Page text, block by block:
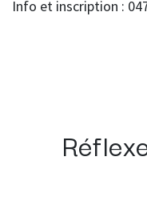
Info et inscription :